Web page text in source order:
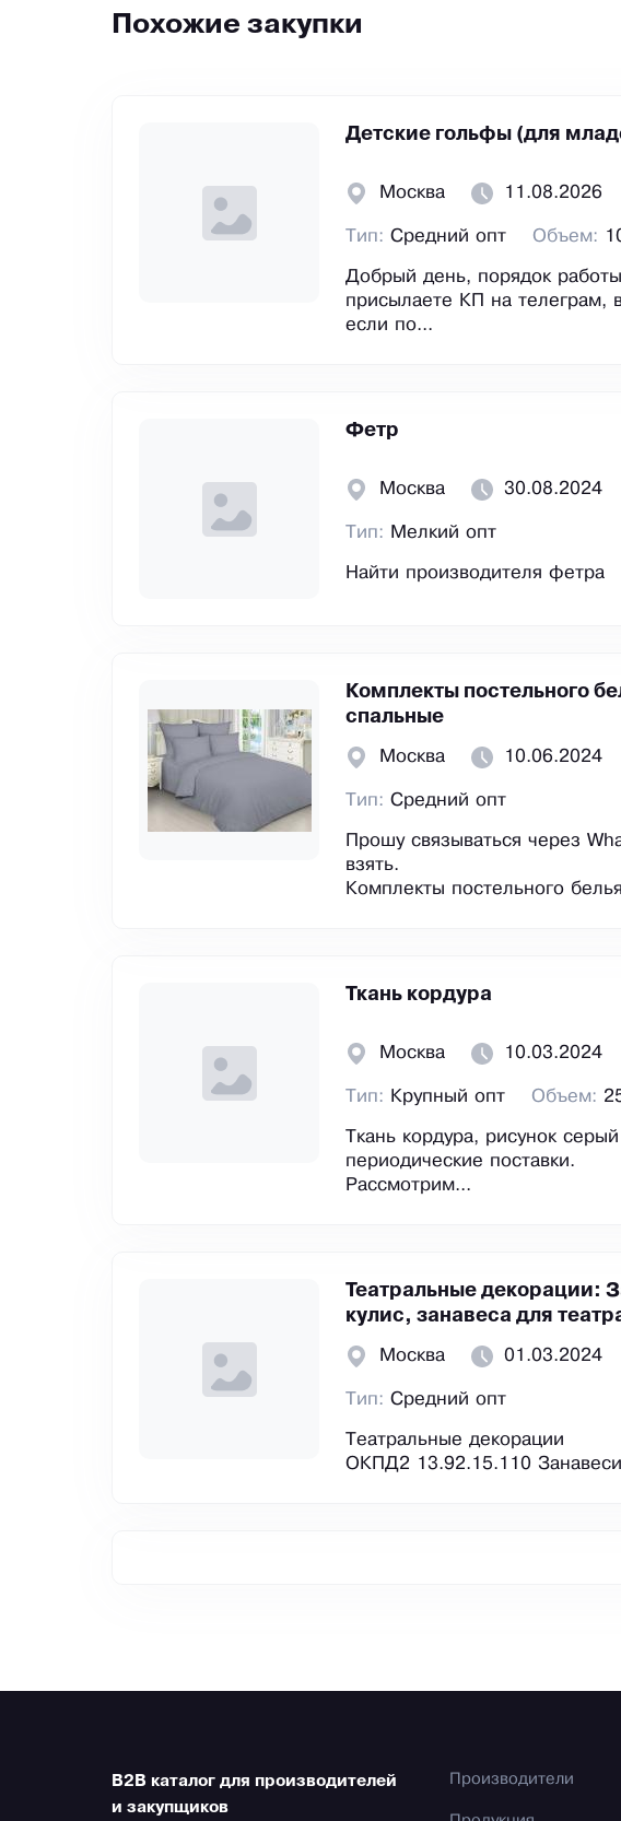
Похожие закупки
Детские гольфы (для
Москва 11.08.2026
Тип: Средний опт Объем:
Добрый день, порядок
присылаете КП на телеграм,
если по...
Фетр
Москва 30.08.2024
Тип: Мелкий опт
Найти производителя фетра
Комплекты постельного
спальные
Москва 10.06.2024
Тип: Средний опт
Прошу связываться через
взять.
Комплекты постельного
Ткань кордура
Москва 10.03.2024
Тип: Крупный опт Объем:
Ткань кордура, рисунок
периодические поставки.
Рассмотрим...
Театральные декорации:
кулис, занавеса для
Москва 01.03.2024
Тип: Средний опт
Театральные декорации
ОКПД2 13.92.15.110
B2B каталог для производителей
и закупщиков
Производители